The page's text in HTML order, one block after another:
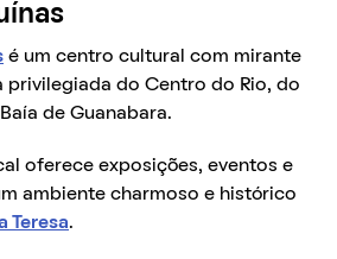
é um centro cultural com mirante
privilegiada do Centro do Rio, do
de Guanabara.
oferece exposições, eventos e
ambiente charmoso e histórico
Teresa.